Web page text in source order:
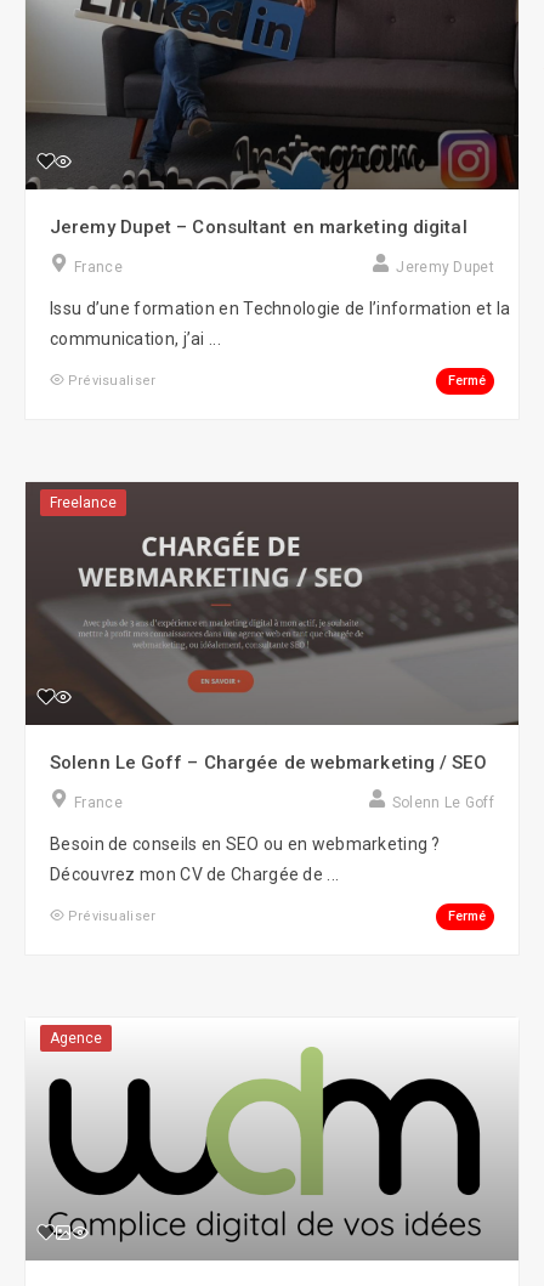
Jeremy Dupet – Consultant en marketing digital
France Jeremy Dupet
Issu d’une formation en Technologie de l’information et la
communication, j’ai ...
Prévisualiser Fermé
Freelance
Solenn Le Goff – Chargée de webmarketing / SEO
France Solenn Le Goff
Besoin de conseils en SEO ou en webmarketing ?
Découvrez mon CV de Chargée de ...
Prévisualiser Fermé
Agence